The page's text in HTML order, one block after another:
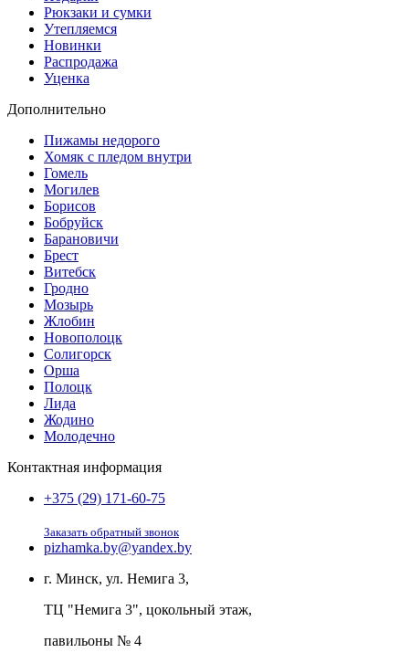
Рюкзаки и сумки
Утепляемся
Новинки
Распродажа
Уценка
Дополнительно
Пижамы недорого
Хомяк с пледом внутри
Гомель
Могилев
Борисов
Бобруйск
Барановичи
Брест
Витебск
Гродно
Мозырь
Жлобин
Новополоцк
Солигорск
Орша
Полоцк
Лида
Жодино
Молодечно
Контактная информация
+375 (29) 171-60-75
Заказать обратный звонок
pizhamka.by@yandex.by
г. Минск, ул. Немига 3,
ТЦ "Немига 3", цокольный этаж,
павильоны № 4